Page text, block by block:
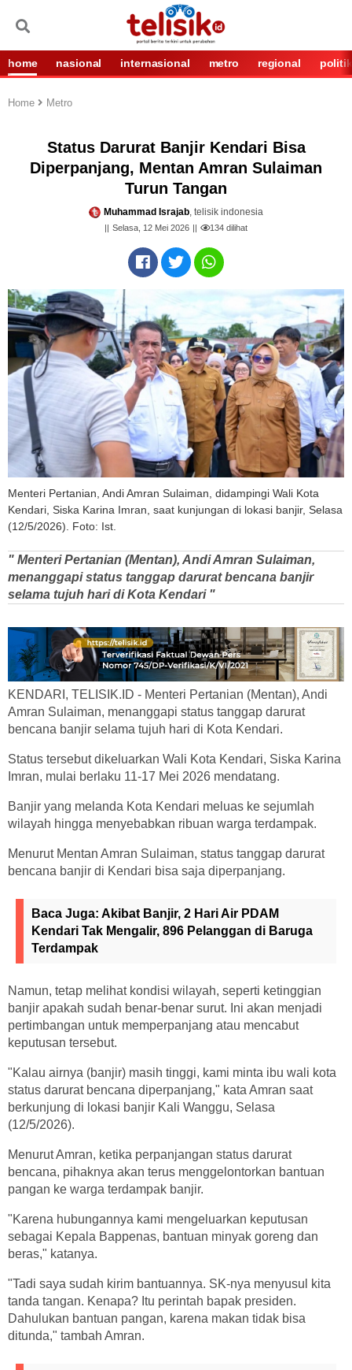
home nasional internasional metro regional politik
Home Metro
Status Darurat Banjir Kendari Bisa
Diperpanjang, Mentan Amran Sulaiman
Turun Tangan
Muhammad Israjab, telisik indonesia
Selasa, 12 Mei 2026 134 dilihat
Menteri Pertanian, Andi Amran Sulaiman, didampingi Wali Kota
Kendari, Siska Karina Imran, saat kunjungan di lokasi banjir, Selasa
(12/5/2026). Foto: Ist.
" Menteri Pertanian (Mentan), Andi Amran Sulaiman,
menanggapi status tanggap darurat bencana banjir
selama tujuh hari di Kota Kendari "
KENDARI, TELISIK.ID - Menteri Pertanian (Mentan), Andi
Amran Sulaiman, menanggapi status tanggap darurat
bencana banjir selama tujuh hari di Kota Kendari.
Status tersebut dikeluarkan Wali Kota Kendari, Siska Karina
Imran, mulai berlaku 11-17 Mei 2026 mendatang.
Banjir yang melanda Kota Kendari meluas ke sejumlah
wilayah hingga menyebabkan ribuan warga terdampak.
Menurut Mentan Amran Sulaiman, status tanggap darurat
bencana banjir di Kendari bisa saja diperpanjang.
Baca Juga: Akibat Banjir, 2 Hari Air PDAM
Kendari Tak Mengalir, 896 Pelanggan di Baruga
Terdampak
Namun, tetap melihat kondisi wilayah, seperti ketinggian
banjir apakah sudah benar-benar surut. Ini akan menjadi
pertimbangan untuk memperpanjang atau mencabut
keputusan tersebut.
"Kalau airnya (banjir) masih tinggi, kami minta ibu wali kota
status darurat bencana diperpanjang," kata Amran saat
berkunjung di lokasi banjir Kali Wanggu, Selasa
(12/5/2026).
Menurut Amran, ketika perpanjangan status darurat
bencana, pihaknya akan terus menggelontorkan bantuan
pangan ke warga terdampak banjir.
"Karena hubungannya kami mengeluarkan keputusan
sebagai Kepala Bappenas, bantuan minyak goreng dan
beras," katanya.
"Tadi saya sudah kirim bantuannya. SK-nya menyusul kita
tanda tangan. Kenapa? Itu perintah bapak presiden.
Dahulukan bantuan pangan, karena makan tidak bisa
ditunda," tambah Amran.